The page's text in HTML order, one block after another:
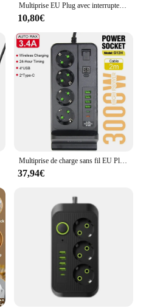
Multiprise EU Plug avec interrupteur, multiprise 2500W, prises électriques 2AC, 2 ports USB et 1 port de type C, 3,1 A, 5V, charge rapide
10,80€
Multiprise de charge sans fil EU Plug AC, multiprise, rallonge électrique, téléphone, filtre réseau, USB, synchronisation 24h
37,94€